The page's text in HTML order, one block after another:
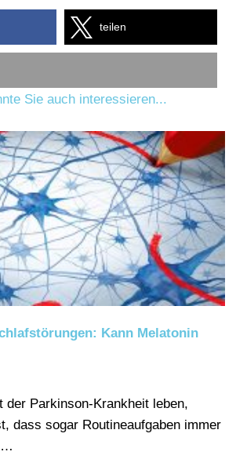
teilen
Sie auch interessieren...
Kann Melatonin
der Parkinson-Krankheit leben,
dass sogar Routineaufgaben immer